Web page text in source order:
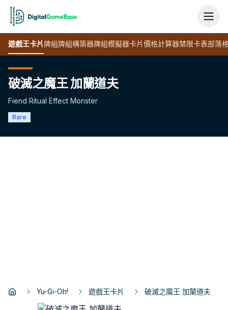
遊戲王卡片牌組牌組構築器牌組模擬器卡片價格計算器禁限卡表部落
破滅之魔王 加蘭道夫
Fiend Ritual Effect Monster
Rare
Yu-Gi-Oh! 遊戲王卡片 破滅之魔王 加蘭道夫